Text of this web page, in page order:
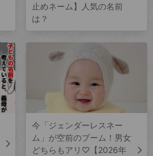
止めネーム】人気の名前
は？
今「ジェンダーレスネー
ム」が空前のブーム！男女
どちらもアリ♡【2026年